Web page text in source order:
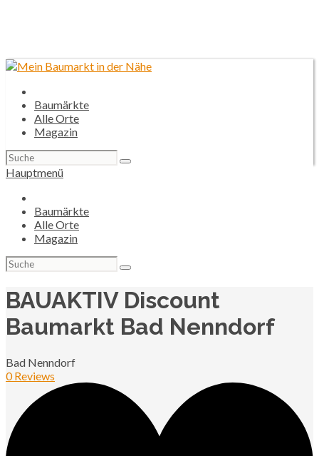
Baumärkte
Alle Orte
Magazin
Suchen
nach:
Hauptmenü
Baumärkte
Alle Orte
Magazin
Suchen
nach:
BAUAKTIV Discount
Baumarkt Bad Nenndorf
Bad Nenndorf
0 Reviews